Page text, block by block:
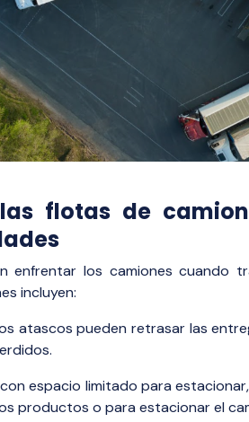
flotas de
enfrentar los camiones cuando
incluyen:
atascos pueden retrasar las
espacio limitado para
productos o para estacionar el